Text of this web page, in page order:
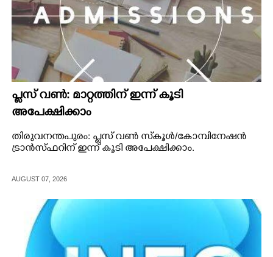
പ്ലസ് വൺ: മാറ്റത്തിന് ഇന്ന് കൂടി
അപേക്ഷിക്കാം
തിരുവനന്തപുരം: പ്ലസ് വൺ സ്‌കൂൾ/കോമ്പിനേഷൻ
ട്രാൻസ്ഫറിന് ഇന്ന് കൂടി അപേക്ഷിക്കാം.
AUGUST 07, 2026